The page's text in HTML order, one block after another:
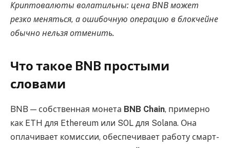
Криптовалюты волатильны: цена BNB может
резко меняться, а ошибочную операцию в блокчейне
обычно нельзя отменить.
Что такое BNB простыми
словами
BNB — собственная монета BNB Chain, примерно
как ETH для Ethereum или SOL для Solana. Она
оплачивает комиссии, обеспечивает работу смарт-